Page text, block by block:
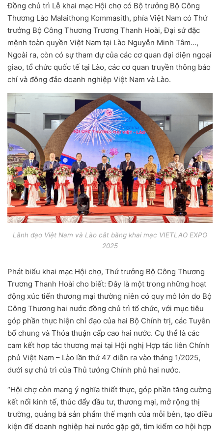
Đồng chủ trì Lễ khai mạc Hội chợ có Bộ trưởng Bộ Công
Thương Lào Malaithong Kommasith, phía Việt Nam có Thứ
trưởng Bộ Công Thương Trương Thanh Hoài, Đại sứ đặc
mệnh toàn quyền Việt Nam tại Lào Nguyễn Minh Tâm…,
Ngoài ra, còn có sự tham dự của các cơ quan đại diện ngoại
giao, tổ chức quốc tế tại Lào, các cơ quan truyền thông báo
chí và đông đảo doanh nghiệp Việt Nam và Lào.
Lãnh đạo Việt Nam và Lào cắt băng khai mạc VIETLAO EXPO
2025
Phát biểu khai mạc Hội chợ, Thứ trưởng Bộ Công Thương
Trương Thanh Hoài cho biết: Đây là một trong những hoạt
động xúc tiến thương mại thường niên có quy mô lớn do Bộ
Công Thương hai nước đồng chủ trì tổ chức, với mục tiêu
góp phần thực hiện chỉ đạo của hai Bộ Chính trị, các Tuyên
bố chung và Thỏa thuận cấp cao hai nước. Cụ thể là các
cam kết hợp tác thương mại tại Hội nghị Hợp tác liên Chính
phủ Việt Nam – Lào lần thứ 47 diễn ra vào tháng 1/2025,
dưới sự chủ trì của Thủ tướng Chính phủ hai nước.
“Hội chợ còn mang ý nghĩa thiết thực, góp phần tăng cường
kết nối kinh tế, thúc đẩy đầu tư, thương mại, mở rộng thị
trường, quảng bá sản phẩm thế mạnh của mỗi bên, tạo điều
kiện để doanh nghiệp hai nước gặp gỡ, tìm kiếm cơ hội hợp